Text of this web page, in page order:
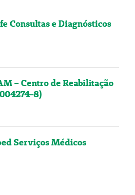
Consultas e Diagnósticos
– Centro de Reabilitação
8)
Serviços Médicos